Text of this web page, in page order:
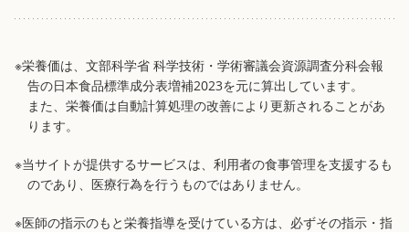
※栄養価は、文部科学省 科学技術・学術審議会資源調査分科会報
告の日本食品標準成分表増補2023を元に算出しています。
また、栄養価は自動計算処理の改善により更新されることがあ
ります。
※当サイトが提供するサービスは、利用者の食事管理を支援するも
のであり、医療行為を行うものではありません。
※医師の指示のもと栄養指導を受けている方は、必ずその指示・指